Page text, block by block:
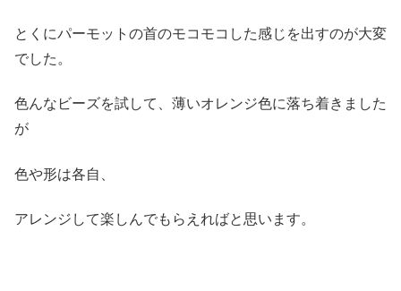
とくにパーモットの首のモコモコした感じを出すのが大変
でした。
色んなビーズを試して、薄いオレンジ色に落ち着きました
が
色や形は各自、
アレンジして楽しんでもらえればと思います。